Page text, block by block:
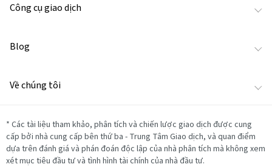
Công cụ giao dịch
Blog
Về chúng tôi
* Các tài liệu tham khảo, phân tích và chiến lược giao dịch được cung
cấp bởi nhà cung cấp bên thứ ba - Trung Tâm Giao dịch, và quan điểm
dựa trên đánh giá và phán đoán độc lập của nhà phân tích mà không xem
xét mục tiêu đầu tư và tình hình tài chính của nhà đầu tư.